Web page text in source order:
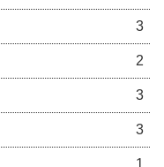
3
2
3
3
1